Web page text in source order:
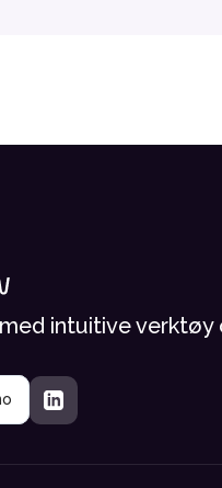
intuitive verktøy